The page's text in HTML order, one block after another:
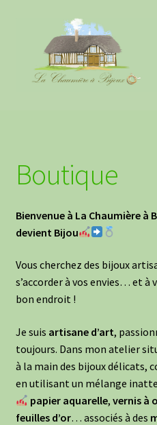
navigation
contenu
Evénements
Retours clientes
Contact
Points de vente
Boutique
Bienvenue à La Chaumière à
devient Bijou
Vous cherchez des bijoux
s’accorder à vos envies… et à
bon endroit !
Je suis artisane d’art,
toujours. Dans mon atelier
à la main des bijoux délicats,
en utilisant un mélange
papier aquarelle, vernis à
feuilles d’or… associés à des